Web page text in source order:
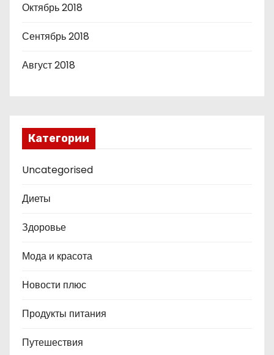
Октябрь 2018
Сентябрь 2018
Август 2018
Категории
Uncategorised
Диеты
Здоровье
Мода и красота
Новости плюс
Продукты питания
Путешествия